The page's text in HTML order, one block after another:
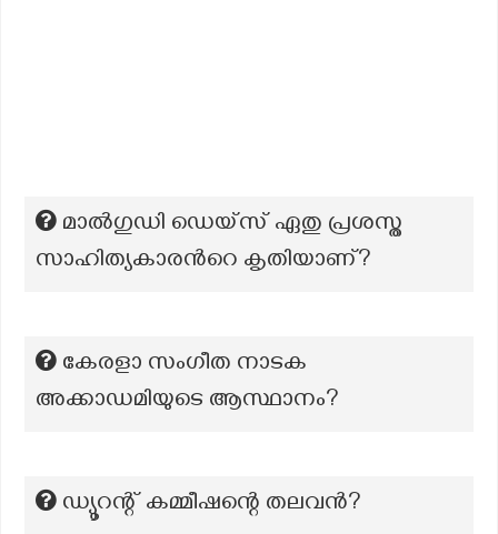
മാൽഗുഡി ഡെയ്സ് ഏതു പ്രശസ്ത
സാഹിത്യകാരന്‍റെ കൃതിയാണ്?
കേരളാ സംഗീത നാടക
അക്കാഡമിയുടെ ആസ്ഥാനം?
ഡ്യൂറന്റ് കമ്മീഷന്റെ തലവൻ?